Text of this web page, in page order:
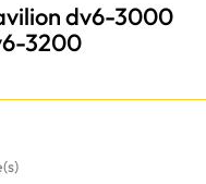
dv6-3000
3200